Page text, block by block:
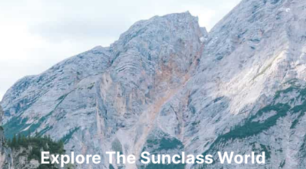
Explore The Sunclass World